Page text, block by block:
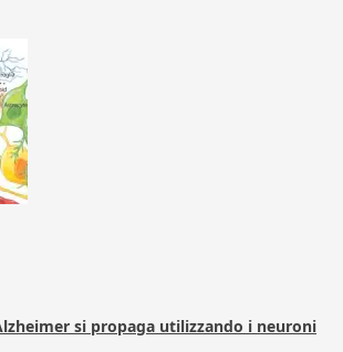
si propaga utilizzando i neuroni